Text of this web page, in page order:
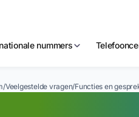
nummers
/Veelgestelde vragen/Functies en